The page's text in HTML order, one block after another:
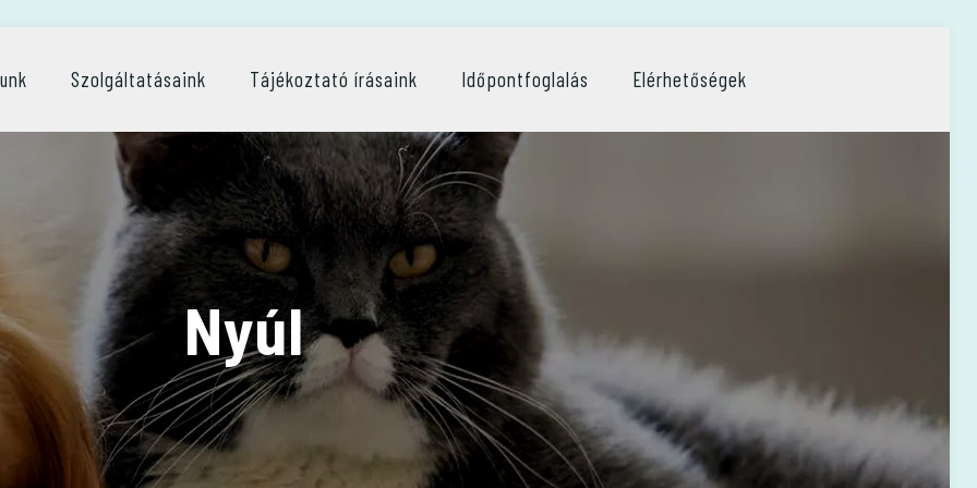
Szolgáltatásaink Tájékoztató írásaink Időpontfoglalás Elérhetőségek
Nyúl